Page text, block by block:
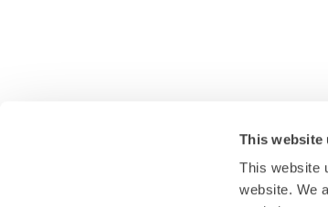
This website
This website
website. We